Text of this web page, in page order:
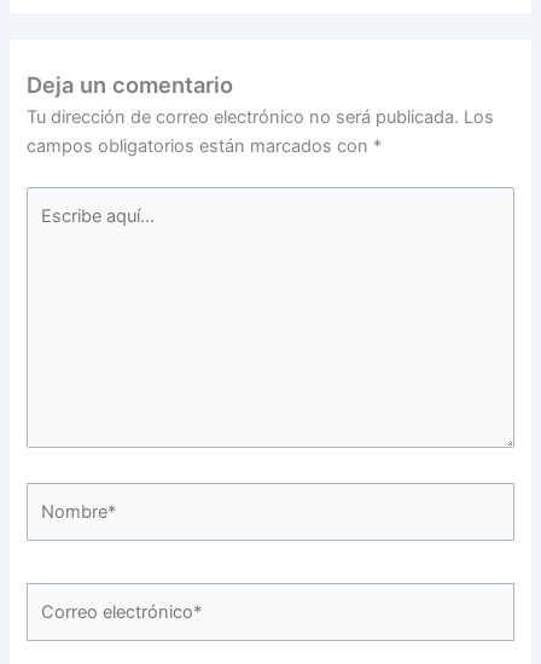
Deja un comentario
Tu dirección de correo electrónico no será publicada. Los
campos obligatorios están marcados con *
aquí...
electrónico*